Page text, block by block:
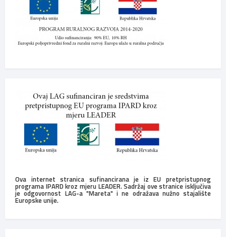
Ova internet stranica sufinancirana je iz EU pretpristupnog
programa IPARD kroz mjeru LEADER. Sadržaj ove stranice isključiva
je odgovornost LAG-a "Mareta" i ne odražava nužno stajalište
Europske unije.